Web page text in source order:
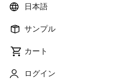
日本語
サンプル
カート
ログイン
Division SoC Marketing
公開日:2021年7月20日